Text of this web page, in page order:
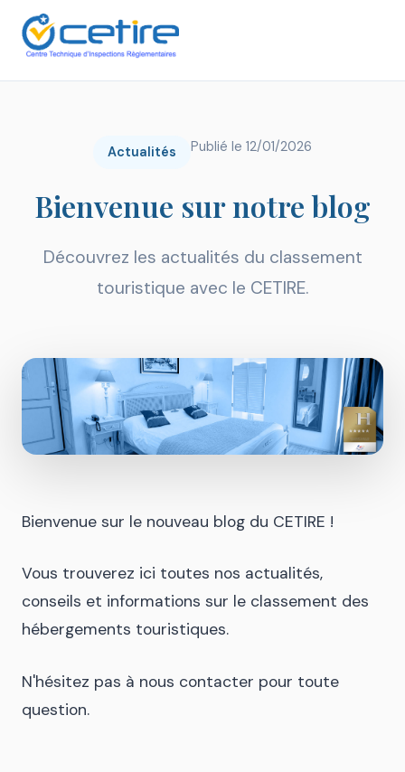
Actualités Publié le 12/01/2026
Bienvenue sur notre blog
Découvrez les actualités du classement
touristique avec le CETIRE.
Bienvenue sur le nouveau blog du CETIRE !
Vous trouverez ici toutes nos actualités,
conseils et informations sur le classement des
hébergements touristiques.
N'hésitez pas à nous contacter pour toute
question.